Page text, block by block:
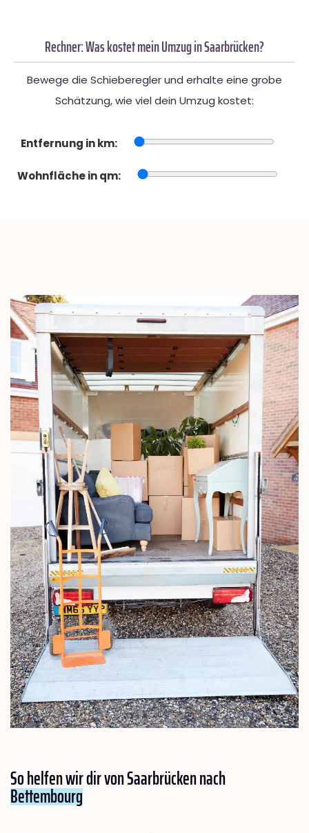
Rechner: Was kostet mein Umzug in Saarbrücken?
Bewege die Schieberegler und erhalte eine grobe
Schätzung, wie viel dein Umzug kostet:
Entfernung in km:
Wohnfläche in qm:
So helfen wir dir von Saarbrücken nach
Bettembourg